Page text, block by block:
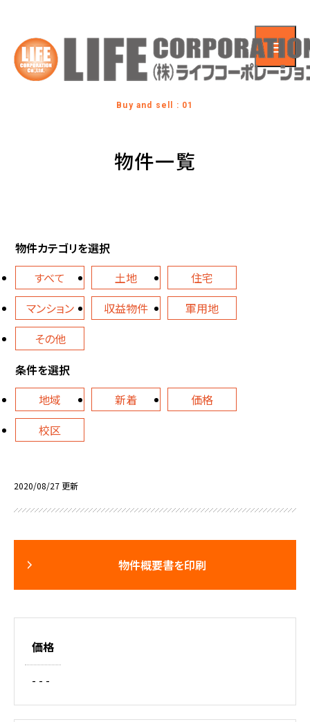
Buy and sell : 01
物件一覧
物件カテゴリを選択
すべて
土地
住宅
マンション
収益物件
軍用地
その他
条件を選択
地域
新着
価格
校区
2020/08/27 更新
物件概要書を印刷
価格
- - -